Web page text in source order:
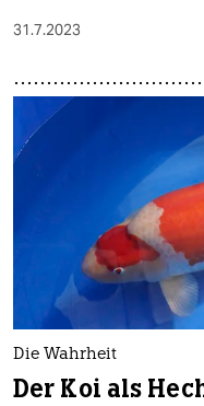
31.7.2023
Die Wahrheit
Der Koi als